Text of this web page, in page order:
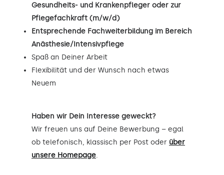
Gesundheits- und Krankenpfleger oder zur
Pflegefachkraft (m/w/d)
Entsprechende Fachweiterbildung im Bereich
Anästhesie/Intensivpflege
Spaß an Deiner Arbeit
Flexibilität und der Wunsch nach etwas
Neuem
Haben wir Dein Interesse geweckt?
Wir freuen uns auf Deine Bewerbung – egal
ob telefonisch, klassisch per Post oder über
unsere Homepage.